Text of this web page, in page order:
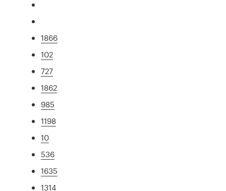
1866
102
727
1862
985
1198
10
536
1635
1314